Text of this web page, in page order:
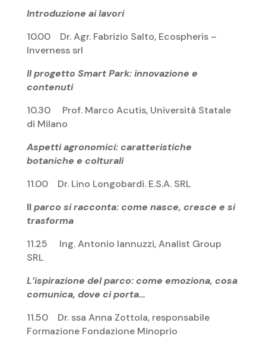
Introduzione ai lavori
10.00 Dr. Agr. Fabrizio Salto, Ecospheris –
Inverness srl
Il progetto Smart Park: innovazione e
contenuti
10.30 Prof. Marco Acutis, Università Statale
di Milano
Aspetti agronomici: caratteristiche
botaniche e colturali
11.00 Dr. Lino Longobardi. E.S.A. SRL
Ilparco si racconta: come nasce, cresce e si
trasforma
11.25 Ing. Antonio Iannuzzi, Analist Group
SRL
L’ispirazione del parco: come emoziona, cosa
comunica, dove ci porta…
11.50 Dr. ssa Anna Zottola, responsabile
Formazione Fondazione Minoprio